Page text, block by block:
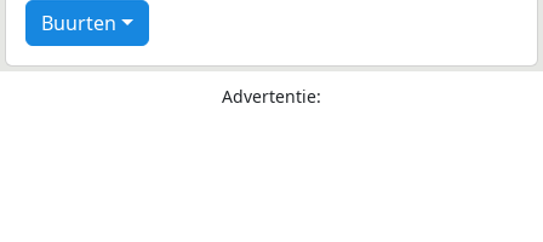
Buurten
Advertentie: